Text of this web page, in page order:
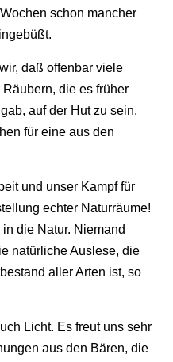
schon mancher
daß offenbar viele
die es früher
auf der Hut zu sein.
für eine aus den
und unser Kampf für
echter Naturräume!
die Natur. Niemand
natürliche Auslese, die
aller Arten ist, so
Licht. Es freut uns sehr
aus den Bären, die